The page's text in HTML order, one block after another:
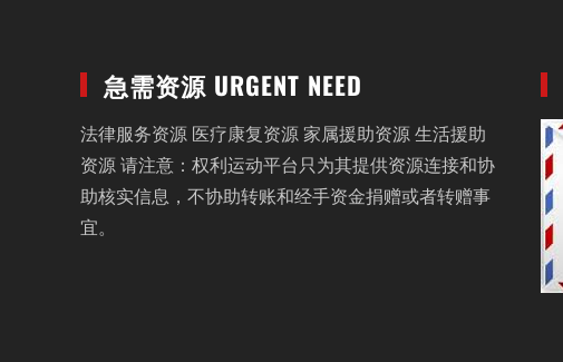
急需资源 URGENT NEED
法律服务资源 医疗康复资源 家属援助资源 生活援助
资源 请注意：权利运动平台只为其提供资源连接和协
助核实信息，不协助转账和经手资金捐赠或者转赠事
宜。